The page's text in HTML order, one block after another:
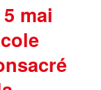
mai